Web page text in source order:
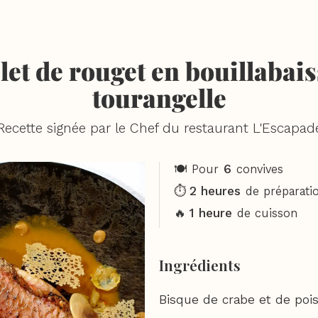
de rouget en
tourangelle
signée par le Chef du restaurant
🍽️ Pour 6 convives
⏱️ 2 heures de
🔥 1 heure de cuisson
Ingrédients
Bisque de crabe et de